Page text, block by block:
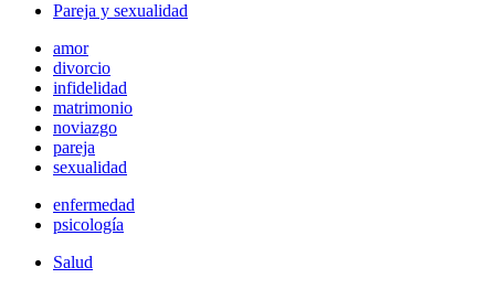
Pareja y sexualidad
amor
divorcio
infidelidad
matrimonio
noviazgo
pareja
sexualidad
enfermedad
psicología
Salud